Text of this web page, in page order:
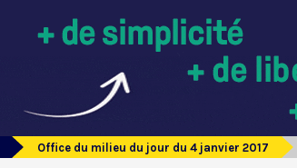
Office du milieu du jour du 4 janvier 2017